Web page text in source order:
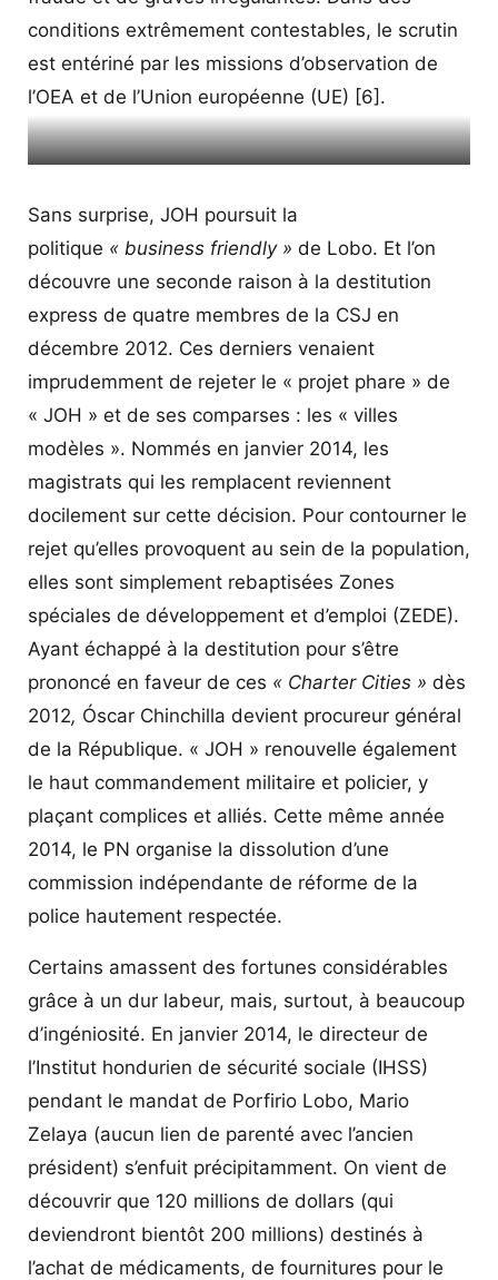
conditions extrêmement contestables, le scrutin
est entériné par les missions d’observation de
l’OEA et de l’Union européenne (UE) [6] .
Sans surprise, JOH poursuit la
politique « business friendly » de Lobo. Et l’on
découvre une seconde raison à la destitution
express de quatre membres de la CSJ en
décembre 2012. Ces derniers venaient
imprudemment de rejeter le « projet phare » de
« JOH » et de ses comparses : les « villes
modèles ». Nommés en janvier 2014, les
magistrats qui les remplacent reviennent
docilement sur cette décision. Pour contourner le
rejet qu’elles provoquent au sein de la population,
elles sont simplement rebaptisées Zones
spéciales de développement et d’emploi (ZEDE).
Ayant échappé à la destitution pour s’être
prononcé en faveur de ces « Charter Cities » dès
2012, Óscar Chinchilla devient procureur général
de la République. « JOH » renouvelle également
le haut commandement militaire et policier, y
plaçant complices et alliés. Cette même année
2014, le PN organise la dissolution d’une
commission indépendante de réforme de la
police hautement respectée.
Certains amassent des fortunes considérables
grâce à un dur labeur, mais, surtout, à beaucoup
d’ingéniosité. En janvier 2014, le directeur de
l’Institut hondurien de sécurité sociale (IHSS)
pendant le mandat de Porfirio Lobo, Mario
Zelaya (aucun lien de parenté avec l’ancien
président) s’enfuit précipitamment. On vient de
découvrir que 120 millions de dollars (qui
deviendront bientôt 200 millions) destinés à
l’achat de médicaments, de fournitures pour le